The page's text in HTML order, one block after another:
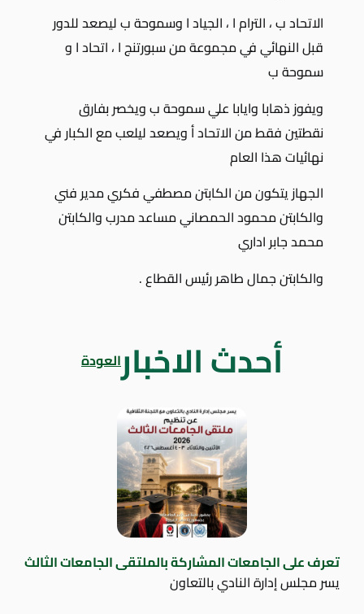
الاتحاد ب ، الترام ا ، الجياد ا وسموحة ب ليصعد للدور
قبل النهائي في مجموعة من سبورتنج ا ، اتحاد ا و
سموحة ب
ويفوز ذهابا وايابا علي سموحة ب ويخصر بفارق
نقطتين فقط من الاتحاد أ ويصعد ليلعب مع الكبار في
نهائيات هذا العام
الجهاز يتكون من الكابتن مصطفي فكري مدير فني
والكابتن محمود الحمصاني مساعد مدرب والكابتن
محمد جابر اداري
والكابتن جمال طاهر رئيس القطاع .
أحدث الاخبارالعودة
تعرف على الجامعات المشاركة بالملتقى الجامعات الثالث
يسر مجلس إدارة النادي بالتعاون